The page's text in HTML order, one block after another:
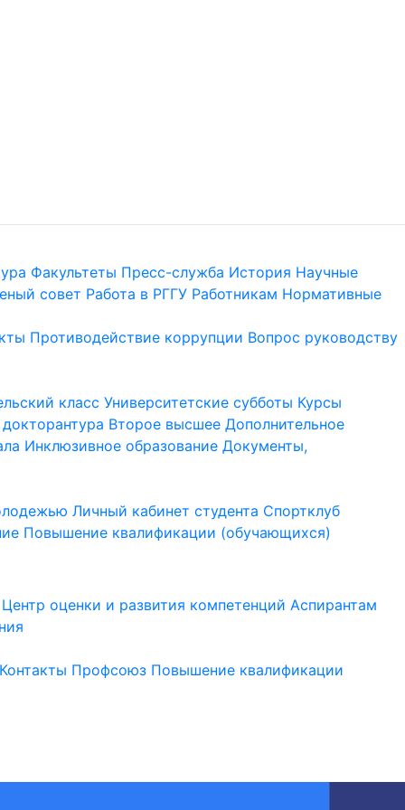
Факультеты Пресс-служба История Научные
совет Работа в РГГУ Работникам Нормативные
Противодействие коррупции Вопрос руководству
класс Университетские субботы Курсы
Второе высшее Дополнительное
Инклюзивное образование Документы,
Личный кабинет студента Спортклуб
Повышение квалификации (обучающихся)
Центр оценки и развития компетенций Аспирантам
Контакты Профсоюз Повышение квалификации